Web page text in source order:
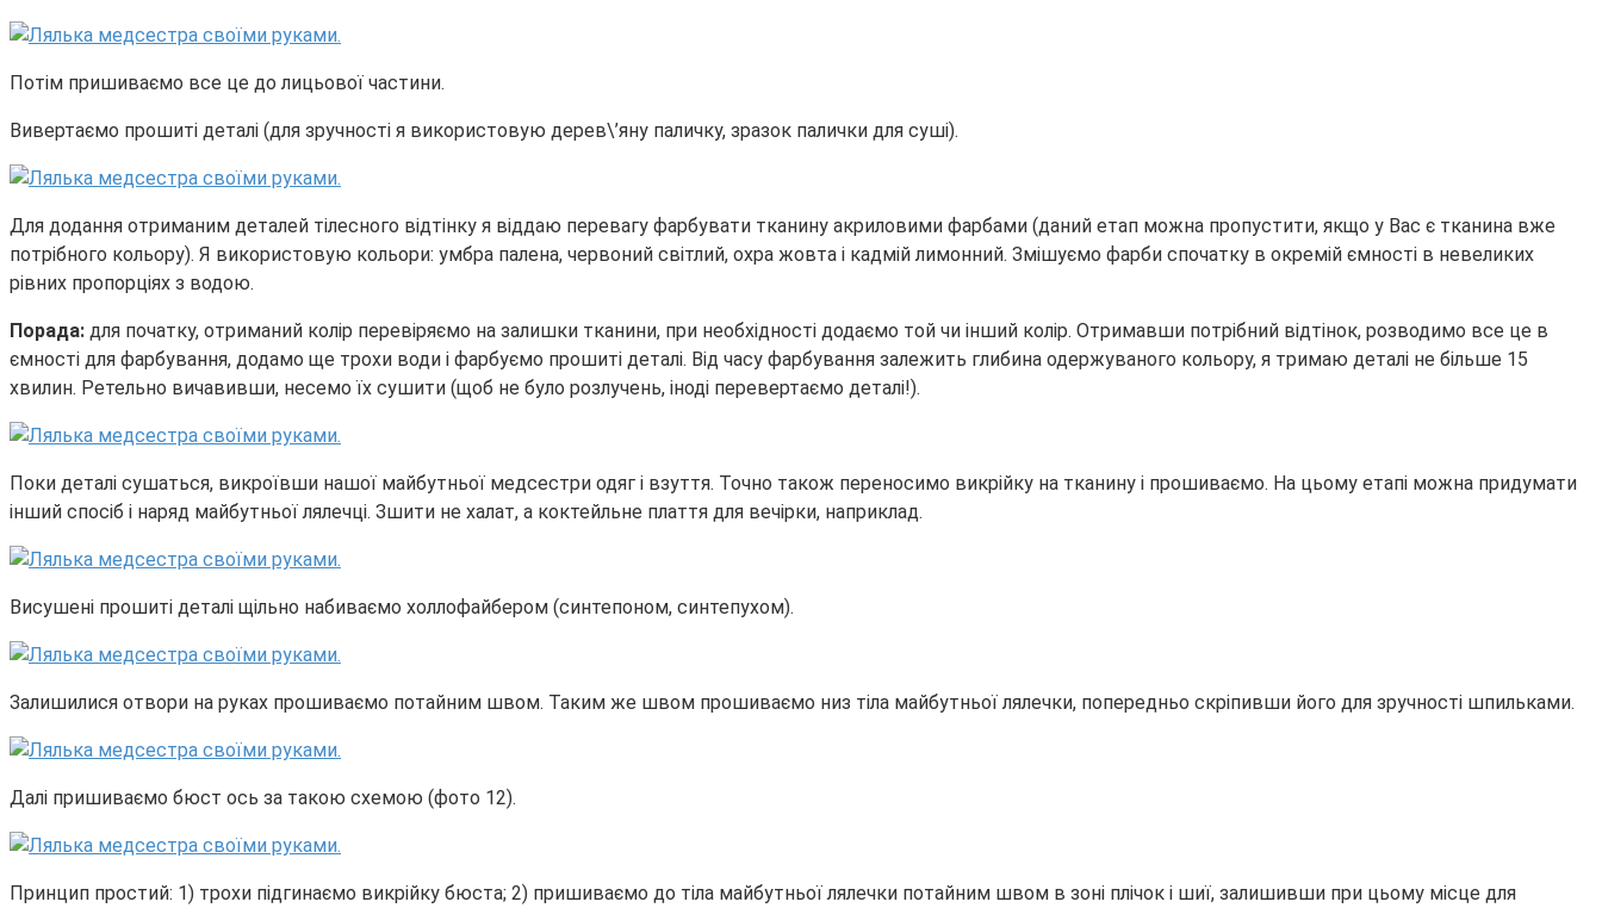
Потім пришиваємо все це до лицьової частини.
Вивертаємо прошиті деталі (для зручності я використовую дерев\’яну паличку, зразок палички для суші).
Для додання отриманим деталей тілесного відтінку я віддаю перевагу фарбувати тканину акриловими фарбами (даний етап можна пропустити, якщо у Вас є тканина вже
потрібного кольору). Я використовую кольори: умбра палена, червоний світлий, охра жовта і кадмій лимонний. Змішуємо фарби спочатку в окремій ємності в невеликих
рівних пропорціях з водою.
Порада: для початку, отриманий колір перевіряємо на залишки тканини, при необхідності додаємо той чи інший колір. Отримавши потрібний відтінок, розводимо все це в
ємності для фарбування, додамо ще трохи води і фарбуємо прошиті деталі. Від часу фарбування залежить глибина одержуваного кольору, я тримаю деталі не більше 15
хвилин. Ретельно вичавивши, несемо їх сушити (щоб не було розлучень, іноді перевертаємо деталі!).
Поки деталі сушаться, викроївши нашої майбутньої медсестри одяг і взуття. Точно також переносимо викрійку на тканину і прошиваємо. На цьому етапі можна придумати
інший спосіб і наряд майбутньої лялечці. Зшити не халат, а коктейльне плаття для вечірки, наприклад.
Висушені прошиті деталі щільно набиваємо холлофайбером (синтепоном, синтепухом).
Залишилися отвори на руках прошиваємо потайним швом. Таким же швом прошиваємо низ тіла майбутньої лялечки, попередньо скріпивши його для зручності шпильками.
Далі пришиваємо бюст ось за такою схемою (фото 12).
Принцип простий: 1) трохи підгинаємо викрійку бюста; 2) пришиваємо до тіла майбутньої лялечки потайним швом в зоні плічок і шиї, залишивши при цьому місце для